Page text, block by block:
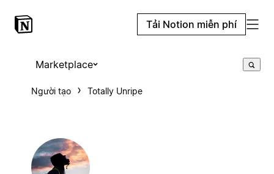
Tải Notion miễn phí
Marketplace
Người tạo Totally Unripe